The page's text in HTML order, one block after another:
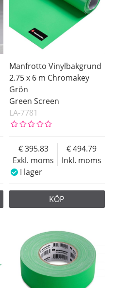
Manfrotto Vinylbakgrund
2.75 x 6 m Chromakey
Grön
Green Screen
LA-7781
Exkl. moms
395.83
Inkl. moms
494.79
I lager
KÖP